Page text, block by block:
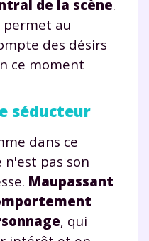
de la scène.
au
des désirs
ce moment
séducteur
dans ce
n'est pas son
Maupassant
, qui